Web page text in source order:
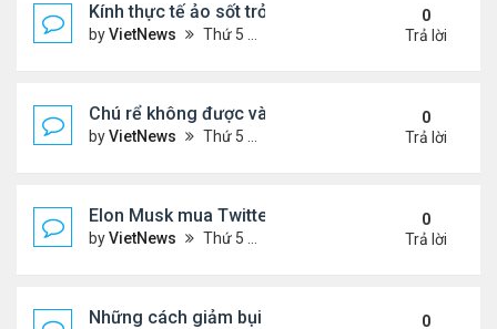
Kính thực tế ảo sốt trở lại nhờ metaverse
byVietNews Thứ 5 Tháng 4 28, 2022 4:46 pm
0
Trả lời
Chú rể không được vào đám cưới của chính mình
byVietNews Thứ 5 Tháng 4 28, 2022 4:45 pm
0
Trả lời
Elon Musk mua Twitter thành trào lưu chế ảnh
byVietNews Thứ 5 Tháng 4 28, 2022 2:56 pm
0
Trả lời
Những cách giảm bụi cho nhà ở
0